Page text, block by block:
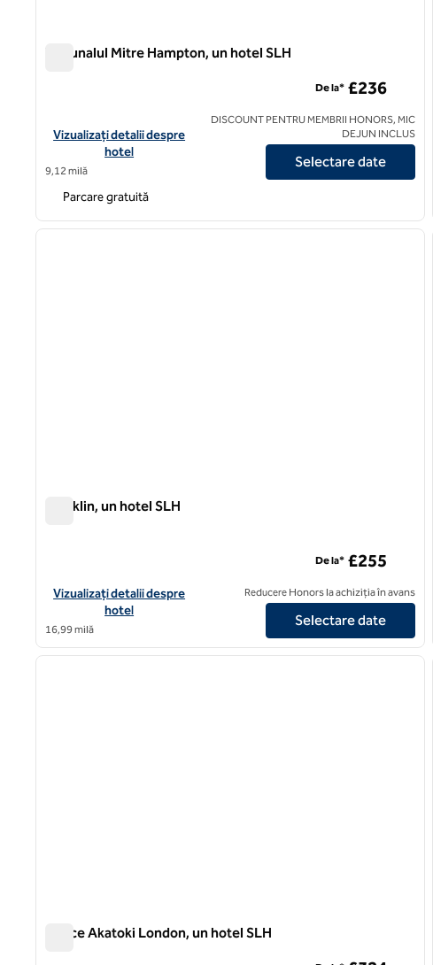
Tribunalul Mitre Hampton, un hotel SLH
Vizualizați detaliile hotelului pentru The Mitre Hampton Court, un hotel
Vizualizați detalii despre
hotel
9,12 milă
De la* £236
DISCOUNT PENTRU MEMBRII HONORS, MIC
DEJUN INCLUS
Selectare date
Parcare gratuită
1 din 9
Franklin, un hotel SLH
Vizualizați detaliile hotelului pentru Franklin, un hotel SLH
Vizualizați detalii despre
hotel
16,99 milă
De la* £255
Reducere Honors la achiziția în avans
Selectare date
1/7
1 din 7
Prince Akatoki London, un hotel SLH